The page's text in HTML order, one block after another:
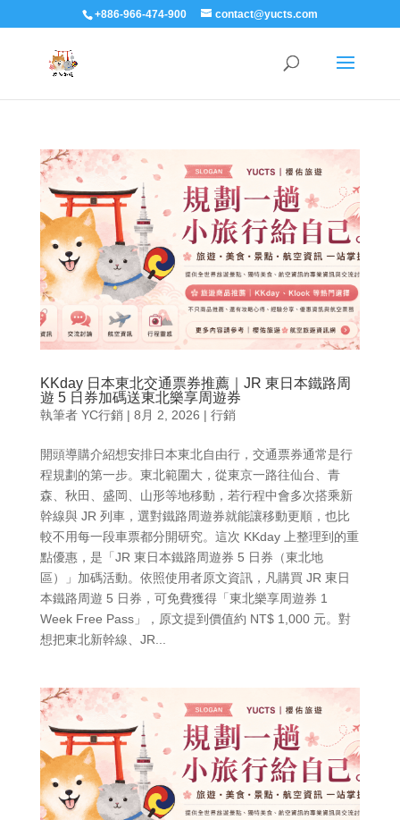
+886-966-474-900 contact@yucts.com
KKday 日本東北交通票券推薦｜JR 東日本鐵路周
遊 5 日券加碼送東北樂享周遊券
執筆者 YC行銷| 8月 2, 2026 | 行銷
開頭導購介紹想安排日本東北自由行，交通票券通常是行
程規劃的第一步。東北範圍大，從東京一路往仙台、青
森、秋田、盛岡、山形等地移動，若行程中會多次搭乘新
幹線與 JR 列車，選對鐵路周遊券就能讓移動更順，也比
較不用每一段車票都分開研究。這次 KKday 上整理到的重
點優惠，是「JR 東日本鐵路周遊券 5 日券（東北地
區）」加碼活動。依照使用者原文資訊，凡購買 JR 東日
本鐵路周遊 5 日券，可免費獲得「東北樂享周遊券 1
Week Free Pass」，原文提到價值約 NT$ 1,000 元。對
想把東北新幹線、JR...